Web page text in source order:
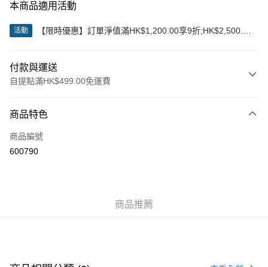
本商品適用活動
活動
【限時優惠】訂單淨值滿HK$1,200.00享9折;HK$2,500.00
付款與運送
自提點滿HK$499.00免運費
信用卡
Apple Pay
商品特色
商品編號
600790
商品推薦